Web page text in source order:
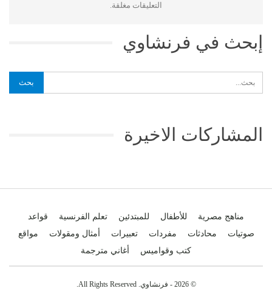
التعليقات مغلقة.
إبحث في فرنشاوي
المشاركات الاخيرة
مناهج مصرية للأطفال للمبتدئين تعلم الفرنسية
قواعد
صوتيات
محادثات مفردات تعبيرات أمثال ومقولات
مواقع
كتب وقواميس
أغاني مترجمة
© 2026 - فرنشاوي. All Rights Reserved.